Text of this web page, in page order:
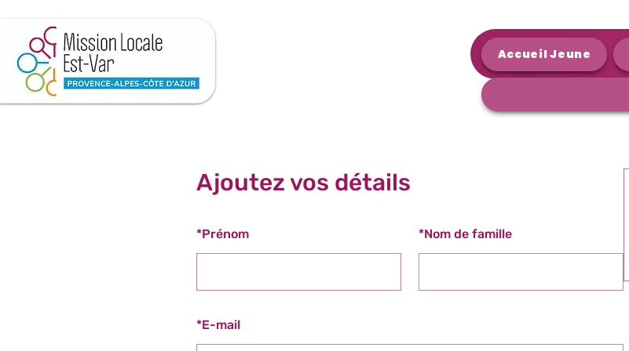
Accueil Jeune
Ajoutez vos détails
*Prénom *Nom de famille
*E-mail